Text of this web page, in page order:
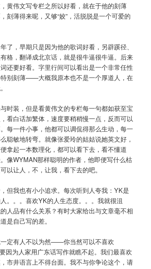
黄伟文写专栏之所以好看，就在于他的刻薄
薄得来呢，又够“姣”，活脱脱是一个可爱的
了，早期只是因为他的歌词好看，另辟蹊径、
格，翻译成北京话，就是很牛逼很牛逼。后来
还要好看。字里行间可以看出是一个非常任性
别刻薄——大概我原本也不是一个厚道人，在
时装，但是看黄伟文的专栏每一句都如获至宝
看白话加繁体，速度要稍稍慢一点，反而可以
每一件小事，他都可以调侃得那么生动，每一
聪敏地转弯。就像张爱玲的姑姑说她英文好，
拿起一本数理化，都可以看下去，看不懂道
像WYMAN那样聪明的作者，他即便写什么枯
以让人，不，让我，看下去的吧。
但我也有小小追求。每次听到人夸我：YK是
。。。喜欢YK的人生态度。。。我就很沮
人品有什么关系？有时大家给出与文章毫不相
是自己写的差。
定有人不以为然——你当然可以不喜欢
因为人家用广东话写作就瞧不起。我们最喜欢
市井语言上不得台面。我不与你争论这个，请